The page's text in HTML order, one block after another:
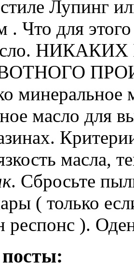
стиле Лупинг
. Что для
НИКАКИХ
минеральное
масло для
масла,
. Сбросьте
( только
респонс ).